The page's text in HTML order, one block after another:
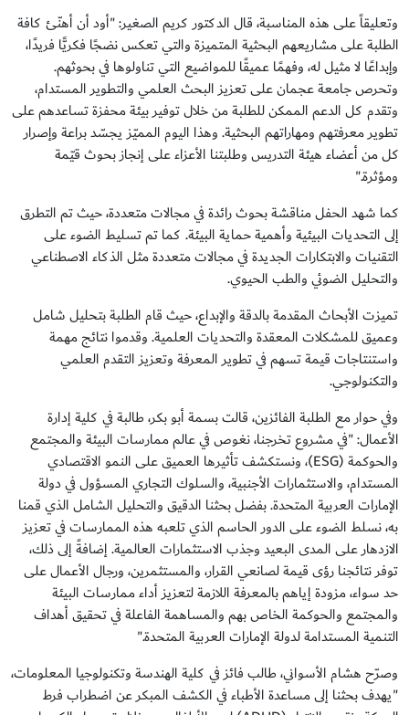
وتعليقاً على هذه المناسبة، قال الدكتور كريم الصغير: "أود أن أهنّئ كافة
الطلبة على مشاريعهم البحثية المتميزة والتي تعكس نضجًا فكريًّا فريدًا،
وإبداعًا لا مثيل له، وفهمًا عميقًا للمواضيع التي تناولوها في بحوثهم.
وتحرص جامعة عجمان على تعزيز البحث العلمي والتطوير المستدام،
وتقدم كل الدعم الممكن للطلبة من خلال توفير بيئة محفزة تساعدهم على
تطوير معرفتهم ومهاراتهم البحثية. وهذا اليوم المميّز يجسّد براعة وإصرار
كل من أعضاء هيئة التدريس وطلبتنا الأعزاء على إنجاز بحوث قيّمة
ومؤثرة."
كما شهد الحفل مناقشة بحوث رائدة في مجالات متعددة، حيث تم التطرق
إلى التحديات البيئية وأهمية حماية البيئة. كما تم تسليط الضوء على
التقنيات والابتكارات الجديدة في مجالات متعددة مثل الذكاء الاصطناعي
والتحليل الضوئي والطب الحيوي.
تميزت الأبحاث المقدمة بالدقة والإبداع، حيث قام الطلبة بتحليل شامل
وعميق للمشكلات المعقدة والتحديات العلمية. وقدموا نتائج مهمة
واستنتاجات قيمة تسهم في تطوير المعرفة وتعزيز التقدم العلمي
والتكنولوجي.
وفي حوار مع الطلبة الفائزين، قالت بسمة أبو بكر، طالبة في كلية إدارة
الأعمال: "في مشروع تخرجنا، نغوص في عالم ممارسات البيئة والمجتمع
والحوكمة (ESG)، ونستكشف تأثيرها العميق على النمو الاقتصادي
المستدام، والاستثمارات الأجنبية، والسلوك التجاري المسؤول في دولة
الإمارات العربية المتحدة. بفضل بحثنا الدقيق والتحليل الشامل الذي قمنا
به، نسلط الضوء على الدور الحاسم الذي تلعبه هذه الممارسات في تعزيز
الازدهار على المدى البعيد وجذب الاستثمارات العالمية. إضافةً إلى ذلك،
توفر نتائجنا رؤى قيمة لصانعي القرار، والمستثمرين، ورجال الأعمال على
حد سواء، مزودة إياهم بالمعرفة اللازمة لتعزيز أداء ممارسات البيئة
والمجتمع والحوكمة الخاص بهم والمساهمة الفاعلة في تحقيق أهداف
التنمية المستدامة لدولة الإمارات العربية المتحدة."
وصرّح هشام الأسواني، طالب فائز في كلية الهندسة وتكنولوجيا المعلومات،
"يهدف بحثنا إلى مساعدة الأطباء في الكشف المبكر عن اضطراب فرط